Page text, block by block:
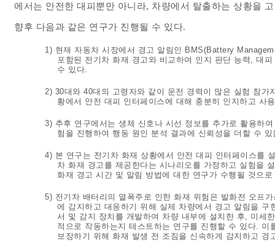
에서는 안전한 대피뿐만 아니라, 차량에서 탈출하는 상황을
향후 다음과 같은 연구가 진행될 수 있다.
1) 현재 자동차 시장에서 경고 알림인 BMS(Battery
포함된 전기차 화재 경고와 비교하여 인지 판단 능력, 대
수 있다.
2) 30대와 40대의 고령자와 같이 운전 경력이 많은 실험 참
황에서 안전 대피 인터페이스에 대해 충분히 인지하고 사
3) 추후 연구에서는 생체 신호나 시선 정보를 추가로 활용하
험을 진행하여 행동 원인 분석 결과에 신뢰성을 더할 수
4) 본 연구는 전기차 화재 상황에서 안전 대피 인터페이스를
차 화재 경고를 제공한다는 시나리오를 가정하고 실험을
화재 경고 시간 및 알림 방법에 대한 연구가 수행될 것으로
5) 전기차 배터리의 열폭주로 인한 화재 위험은 발화전 오프
에 감지하고 대응하기 위해 실제 차량에서 경고 알림을
서 및 감지 장치를 개발하여 차량 내부에 설치한 후, 미세
적으로 작동하는지 테스트하는 연구를 진행할 수 있다.
보장하기 위해 화재 발생 전 조짐을 신속하게 감지하고 경